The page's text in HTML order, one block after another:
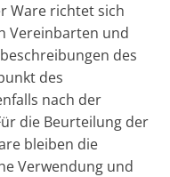
Ware richtet sich
Vereinbarten und
des
des
nach der
die Beurteilung der
bleiben die
Verwendung und